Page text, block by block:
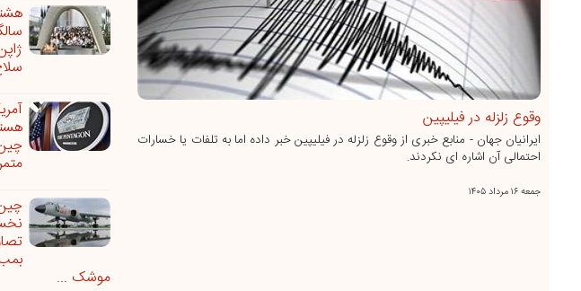
وقوع زلزله در فیلیپین
ایرانیان جهان - منابع خبری از وقوع زلزله در فیلیپین خبر داده اما به تلفات یا خسارات
احتمالی آن اشاره ای نکردند.
جمعه ۱۶ مرداد ۱۴۰۵
موشک ...